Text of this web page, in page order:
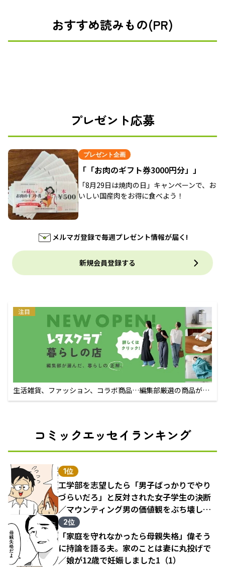
おすすめ読みもの(PR)
プレゼント応募
プレゼント企画
「「お肉のギフト券3000円分」」
「8月29日は焼肉の日」キャンペーンで、お
いしい国産肉をお得に食べよう！
メルマガ登録で毎週プレゼント情報が届く!
新規会員登録する
注目
生活雑貨、ファッション、コラボ商品…編集部厳選の商品が買
えるECサイト
コミックエッセイランキング
1位
工学部を志望したら「男子ばっかりでやり
づらいだろ」と反対された女子学生の決断
／マウンティング男の価値観をぶち壊した
結果（1）
2位
「家庭を守れなかったら母親失格」偉そう
に持論を語る夫。家のことは妻に丸投げで
／娘が12歳で妊娠しました1（1）